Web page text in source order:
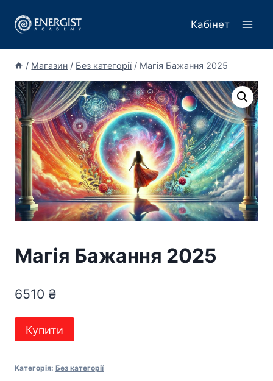
Кабінет
/ Магазин / Без категорії / Магія Бажання 2025
Магія Бажання 2025
6510 ₴
Магія
Бажання
кількість
Купити
Категорія: Без категорії